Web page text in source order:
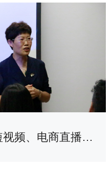
《实战课堂》短视频、电商直播在企业中的应用